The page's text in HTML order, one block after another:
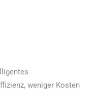
weniger Kosten